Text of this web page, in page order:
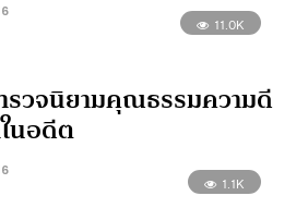
11.0K
รวจนิยามคุณธรรมความดี
นอดีต
1.1K